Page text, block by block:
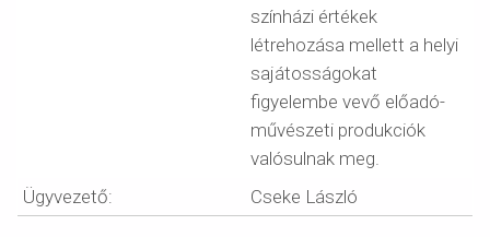
színházi értékek
létrehozása mellett a helyi
sajátosságokat
figyelembe vevő előadó-
művészeti produkciók
valósulnak meg.
Ügyvezető:
Cseke László